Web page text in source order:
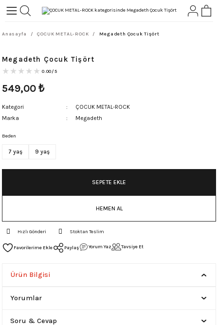
Geri Dön
ROCK
Geri Dön
Anasayfa ÇOCUK METAL-ROCK Megadeth Çocuk Tişört
Megadeth Çocuk Tişört
0.00/5
549,00 ₺
Kategori
ÇOCUK METAL-ROCK
Marka
Megadeth
Beden
7 yaş 9 yaş
SEPETE EKLE
HEMEN AL
Hızlı Gönderi Stoktan Teslim
Paylaş Yorum Yaz Tavsiye Et
Ürün Bilgisi
Yorumlar
Soru & Cevap